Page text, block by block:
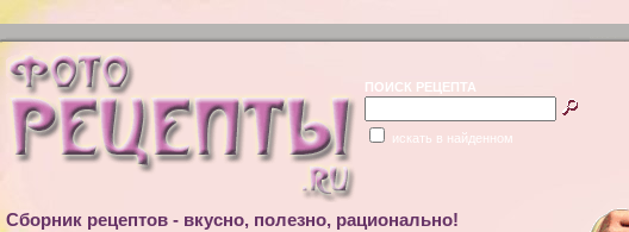
ПОИСК РЕЦЕПТА
искать в найденном
Сборник рецептов - вкусно, полезно, рационально!